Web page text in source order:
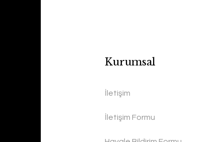
Kurumsal
İletişim
İletişim Formu